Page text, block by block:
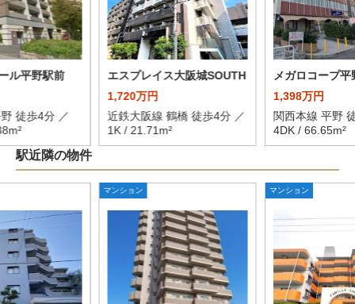
ル平野駅前
徒歩4分 ／
エスプレイス大阪城SOUTH
1,720万円
近鉄大阪線 鶴橋 徒歩4分 ／
1K / 21.71m²
メガロコープ平
1,398万円
関西本線 平野
4DK / 66.65m²
駅近隣の物件
マンション マンション